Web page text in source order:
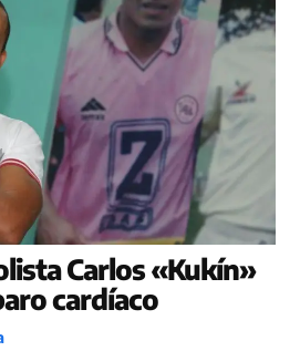
Carlos «Kukín»
cardíaco